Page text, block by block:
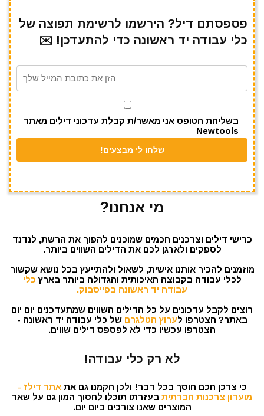
e
b
o
te
r
l
s
A
p
gr
a
m
e
פספסתם דיל? הירשמו לרשימת תפוצה של
כלי עבודה יד ראשונה כדי להתעדכן! ✉️
בשליחת הטופס אני מאשר/ת קבלת עדכוני דילים מאתר
Newtools
מי אנחנו?
כרישי דילים וצרכנים חכמים שמוכנים להפוך את הרשת, לנדנד
לספקים ולארגן לכם את הדילים השווים ביותר.
מוזמנים להכיר אותנו אישית, לשאול ולהתייעץ בכל נושא שקשור
לכלי עבודה בקבוצה האיכותית והגדולה ביותר בארץ כלי
עבודה יד ראשונה בפייסבוק.
רוצים לקבל עדכונים על כל הדילים השווים שמתעדכנים יום יום
באתר? הצטרפו לערוץ הטלגרם של כלי עבודה יד ראשונה -
הצטרפו עכשיו כדי לא לפספס דילים שווים.
לא רק כלי עבודה!
כי צרכן חכם חוסך בכל דבר! ולכן הקמנו גם אתאתר דילז -
מועדון צרכנות חברתית בעזרתו תוכלו לחסוך המון גם על שאר
המוצרים שאנו צורכים ביום יום.